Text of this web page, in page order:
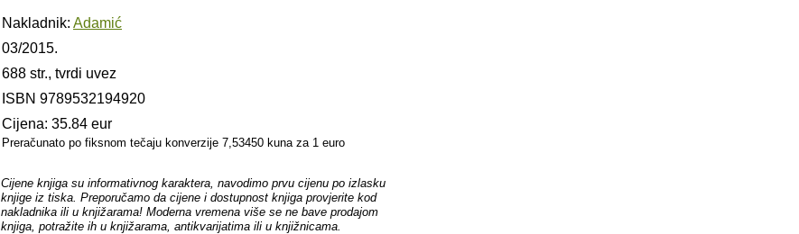
Nakladnik: Adamić
03/2015.
688 str., tvrdi uvez
ISBN 9789532194920
Cijena: 35.84 eur
Preračunato po fiksnom tečaju konverzije 7,53450 kuna za 1 euro
Cijene knjiga su informativnog karaktera, navodimo prvu cijenu po izlasku
knjige iz tiska. Preporučamo da cijene i dostupnost knjiga provjerite kod
nakladnika ili u knjižarama! Moderna vremena više se ne bave prodajom
knjiga, potražite ih u knjižarama, antikvarijatima ili u knjižnicama.